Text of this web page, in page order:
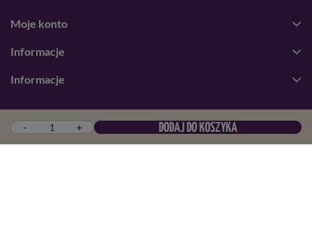
- + DODAJ DO KOSZYKA
Moje konto
Informacje
Informacje
Metody płatności: